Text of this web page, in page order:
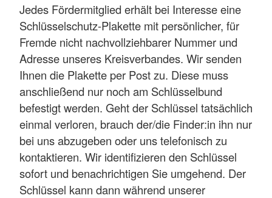
Jedes Fördermitglied erhält bei Interesse eine
Schlüsselschutz-Plakette mit persönlicher, für
Fremde nicht nachvollziehbarer Nummer und
Adresse unseres Kreisverbandes. Wir senden
Ihnen die Plakette per Post zu. Diese muss
anschließend nur noch am Schlüsselbund
befestigt werden. Geht der Schlüssel tatsächlich
einmal verloren, brauch der/die Finder:in ihn nur
bei uns abzugeben oder uns telefonisch zu
kontaktieren. Wir identifizieren den Schlüssel
sofort und benachrichtigen Sie umgehend. Der
Schlüssel kann dann während unserer